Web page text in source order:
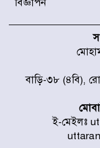
বিজ্ঞাপন
বাড়ি-৩৮ (৪বি),
ই-মেইলঃ